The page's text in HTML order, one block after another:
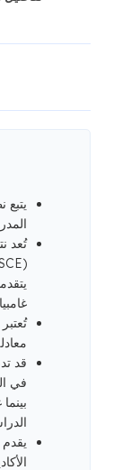
تُعد
قد
في